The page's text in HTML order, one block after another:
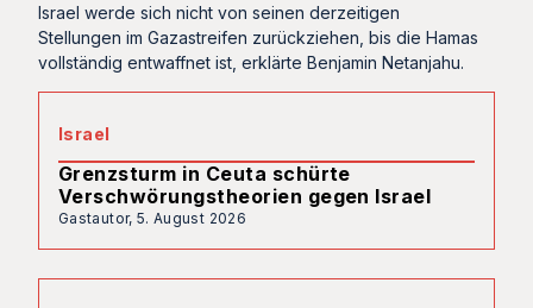
Israel werde sich nicht von seinen derzeitigen
Stellungen im Gazastreifen zurückziehen, bis die Hamas
vollständig entwaffnet ist, erklärte Benjamin Netanjahu.
Israel
Grenzsturm in Ceuta schürte
Verschwörungstheorien gegen Israel
Gastautor, 5. August 2026